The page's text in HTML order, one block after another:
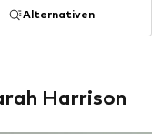
Alternativen
Harrison